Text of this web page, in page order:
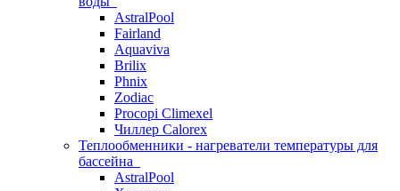
AstralPool
Fairland
Aquaviva
Brilix
Phnix
Zodiac
Procopi Climexel
Чиллер Calorex
Теплообменники - нагреватели температуры для
бассейна
AstralPool